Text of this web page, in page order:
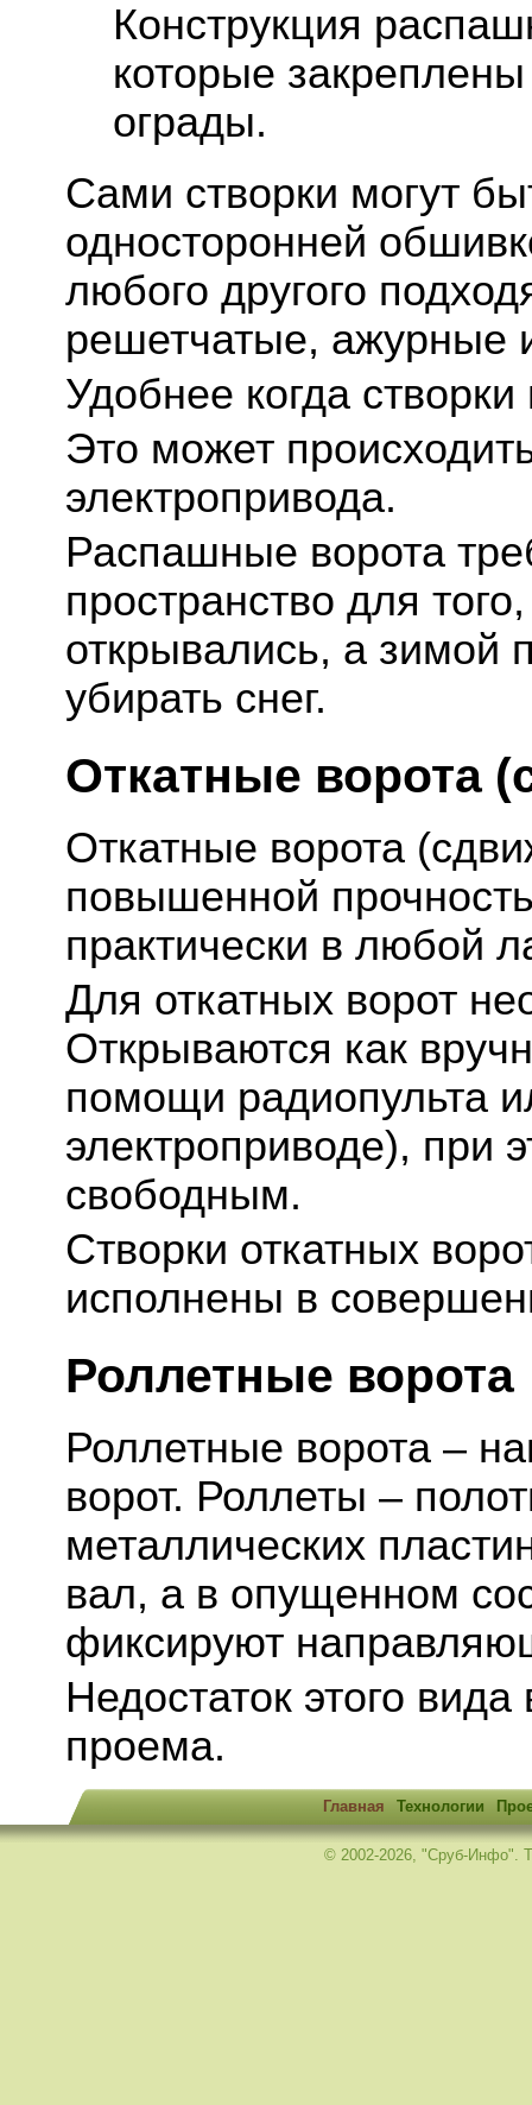
Конструкция
которые
ограды.
Сами створки могут
односторонней
любого другого
решетчатые, ажурные
Удобнее когда
Это может
электропривода.
Распашные ворота
пространство для
открывались, а зимой
убирать снег.
Откатные ворота
Откатные ворота
повышенной
практически в любой
Для откатных ворот
Открываются как
помощи радиопульта
электроприводе), при
свободным.
Створки откатных
исполнены в
Роллетные ворота
Роллетные ворота –
ворот. Роллеты –
металлических
вал, а в опущенном
фиксируют
Недостаток этого
проема.
Главная Технологии
© 2002-2026, "Сруб-Инфо".